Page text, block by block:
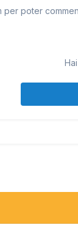
per poter